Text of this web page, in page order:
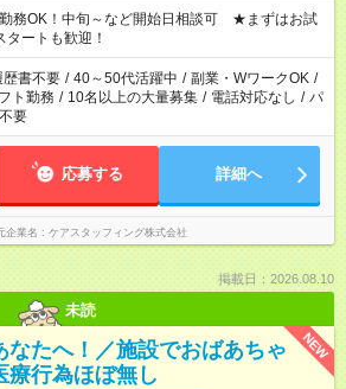
勤務OK！中旬～など開始日相談可 ★まずはお試
タートも歓迎！
歴書不要 / 40～50代活躍中 / 副業・WワークOK /
ト勤務 / 10名以上の大量募集 / 電話対応なし / パ
要
応募する 詳細へ
企業名 ケアスタッフィング株式会社
掲載日：2026.08.10
未読
NEW
なたへ！／施設でおばあちゃ
療行為ほぼ無し